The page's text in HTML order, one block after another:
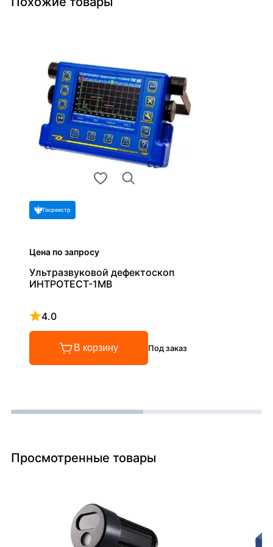
Госреестр
Цена по запросу
Ультразвуковой дефектоскоп
ИНТРОТЕСТ-1МВ
4.0
Рейтинг 4 из 5
В корзину Под заказ
Просмотренные товары